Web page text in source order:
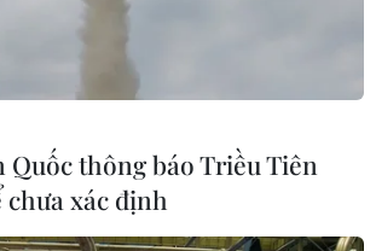
Quốc thông báo Triều Tiên
xác định